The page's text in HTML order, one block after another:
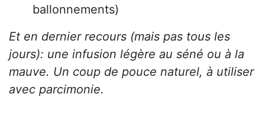
ballonnements)
Et en dernier recours (mais pas tous les
jours): une infusion légère au séné ou à la
mauve. Un coup de pouce naturel, à utiliser
avec parcimonie.